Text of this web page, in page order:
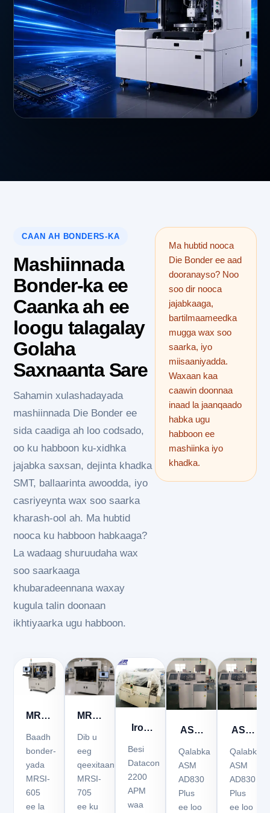
CAAN AH BONDERS-KA
Mashiinnada
Bonder-ka ee
Caanka ah ee
loogu talagalay
Golaha
Saxnaanta Sare
Sahamin xulashadayada
mashiinnada Die Bonder ee
sida caadiga ah loo codsado,
oo ku habboon ku-xidhka
jajabka saxsan, dejinta khadka
SMT, ballaarinta awoodda, iyo
casriyeynta wax soo saarka
kharash-ool ah. Ma hubtid
nooca ku habboon habkaaga?
La wadaag shuruudaha wax
soo saarkaaga
khubaradeennana waxay
kugula talin doonaan
ikhtiyaarka ugu habboon.
Ma hubtid nooca
Die Bonder ee aad
dooranayso? Noo
soo dir nooca
jajabkaaga,
bartilmaameedka
mugga wax soo
saarka, iyo
miisaaniyadda.
Waxaan kaa
caawin doonnaa
inaad la jaanqaado
habka ugu
habboon ee
mashiinka iyo
khadka.
MRSI-
605
Baakaynta
Sare
Die
Baadh
bonder-
yada
MRSI-
605
ee la
MRSI-
705
5-
Micron
Die
Dib u
eeg
qeexitaannada
MRSI-
705
ee ku
Iron
datacon
2200
apm
die
Besi
Datacon
2200
APM
waa
ASM
AD830
Plus
Die
Bonder
Qalabka
ASM
AD830
Plus
ee loo
ASM
AD830
Plus
Die
Bonder
Qalabka
ASM
AD830
Plus
ee loo